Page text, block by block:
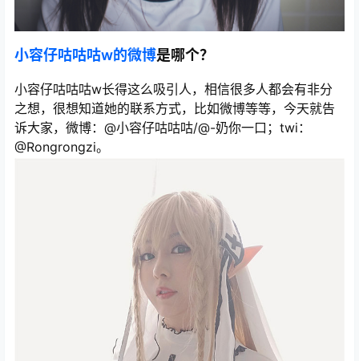
小容仔咕咕咕w的微博是哪个？
小容仔咕咕咕w长得这么吸引人，相信很多人都会有非分
之想，很想知道她的联系方式，比如微博等等，今天就告
诉大家，微博：@小容仔咕咕咕/@-奶你一口；twi：
@Rongrongzi。